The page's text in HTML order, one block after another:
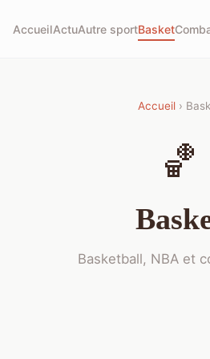
AccueilActuAutre sportBasket
Accueil ›
🏀
Basketball, NBA et